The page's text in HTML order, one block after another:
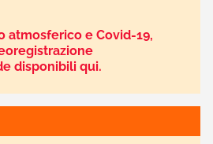
atmosferico e Covid-19,
disponibili qui.